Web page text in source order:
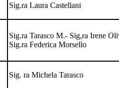
Sig.ra Laura Castellani
Sig.ra Tarasco M.- Sig,ra Irene
Sig.ra Federica Morsello
Sig. ra Michela Tarasco